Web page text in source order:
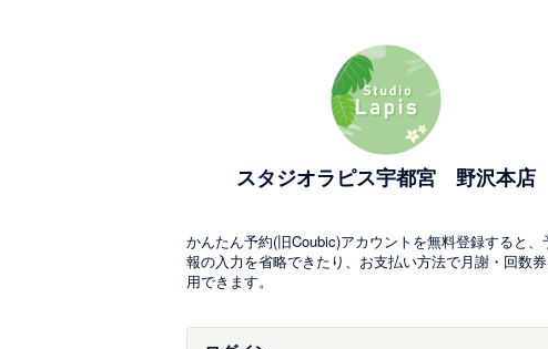
スタジオラピス宇都宮 野沢本店
かんたん予約(旧Coubic)アカウントを無料登録すると、
報の入力を省略できたり、お支払い方法で月謝・回数
用できます。